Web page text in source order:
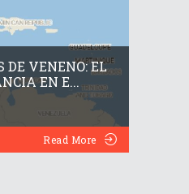
DE VENENO: EL
EN E...
Read More